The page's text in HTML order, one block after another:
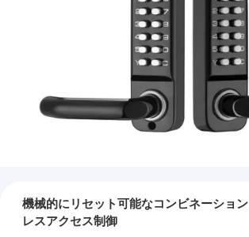
機械的にリセット可能なコンビネーショ
レスアクセス制御